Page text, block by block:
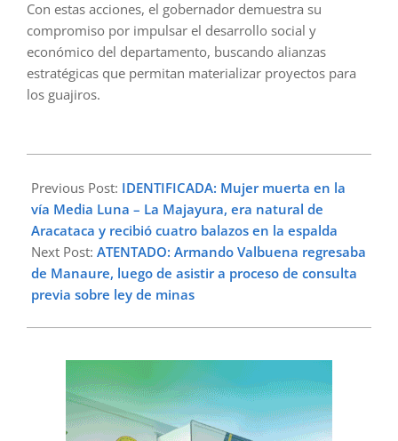
Con estas acciones, el gobernador demuestra su
compromiso por impulsar el desarrollo social y
económico del departamento, buscando alianzas
estratégicas que permitan materializar proyectos para
los guajiros.
06-
20
Previous Post: IDENTIFICADA: Mujer muerta en la
vía Media Luna – La Majayura, era natural de
Aracataca y recibió cuatro balazos en la espalda
Next Post: ATENTADO: Armando Valbuena regresaba
de Manaure, luego de asistir a proceso de consulta
previa sobre ley de minas